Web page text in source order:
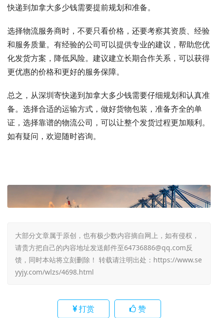
快递到加拿大多少钱需要提前规划和准备。
选择物流服务商时，不要只看价格，还要考察其资质、经验
和服务质量。有经验的公司可以提供专业的建议，帮助您优
化发货方案，降低风险。建议建立长期合作关系，可以获得
更优惠的价格和更好的服务保障。
总之，从深圳寄快递到加拿大多少钱需要仔细规划和认真准
备。选择合适的运输方式，做好货物包装，准备齐全的单
证，选择靠谱的物流公司，可以让整个发货过程更加顺利。
如有疑问，欢迎随时咨询。
大部分文章属于原创，也有极少数内容摘自网上，如有侵权，
请贵方把自己的内容地址发送邮件至64736886@qq.com反
馈，同时本站将立刻删除！ 转载请注明出处： https://www.se
yyjy.com/wlzs/4698.html
打赏 赞